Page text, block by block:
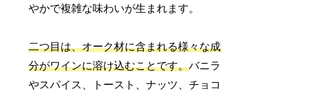
やかで複雑な味わいが生まれます。
二つ目は、オーク材に含まれる様々な成
分がワインに溶け込むことです。バニラ
やスパイス、トースト、ナッツ、チョコ